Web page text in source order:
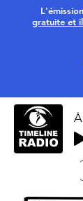
gratuite et